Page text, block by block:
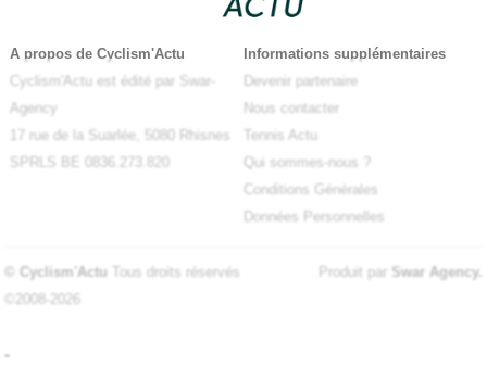
A propos de Cyclism'Actu
Cyclism'Actu est édité par Swar-
Agency
17 rue de la Suarlée, 5080 Rhisnes
SPRLS BE 0836.273.820
Informations supplémentaires
Devenir partenaire
Nous contacter
Tennis Actu
Qui sommes-nous ?
Conditions Générales
Données Personnelles
© Cyclism'Actu Tous droits réservés
©2008-2026
Produit par Swar Agency.
-